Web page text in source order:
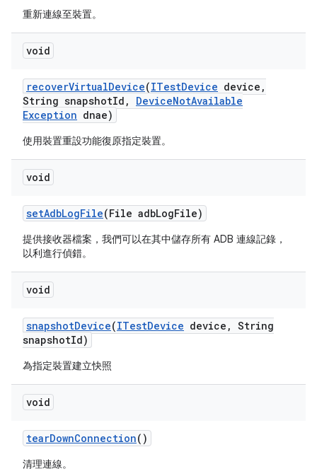
重新連線至裝置。
void
recoverVirtualDevice(ITestDevice device ,
String snapshotId , DeviceNotAvailable
Exception dnae)
使用裝置重設功能復原指定裝置。
void
setAdbLogFile(File adbLogFile)
提供接收器檔案，我們可以在其中儲存所有 ADB 連線記錄，
以利進行偵錯。
void
snapshotDevice(ITestDevice device , String
snapshotId)
為指定裝置建立快照
void
tearDownConnection()
清理連線。